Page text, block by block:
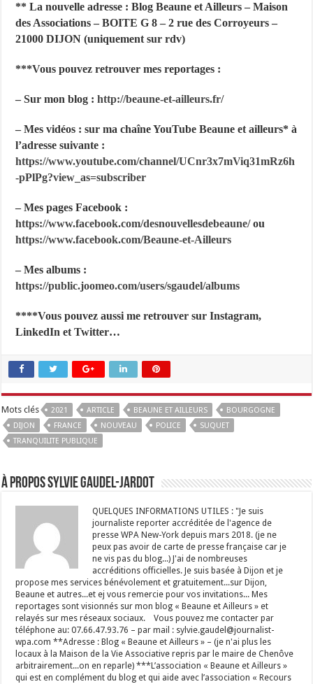
** La nouvelle adresse : Blog Beaune et Ailleurs – Maison
des Associations – BOITE G 8 – 2 rue des Corroyeurs –
21000 DIJON (uniquement sur rdv)
***Vous pouvez retrouver mes reportages :
– Sur mon blog :http://beaune-et-ailleurs.fr/
– Mes vidéos : sur ma chaîne YouTube Beaune et ailleurs* à
l’adresse suivante :
https://www.youtube.com/channel/UCnr3x7mViq31mRz6h
-pPlPg?view_as=subscriber
– Mes pages Facebook :
https://www.facebook.com/desnouvellesdebeaune/ou
https://www.facebook.com/Beaune-et-Ailleurs
– Mes albums :
https://public.joomeo.com/users/sgaudel/albums
****Vous pouvez aussi me retrouver sur Instagram,
LinkedIn et Twitter…
Mots clés 2021 ARTICLE BEAUNE ET AILLEURS
BOURGOGNE
DIJON
FRANCE NOUVEAU POLICE
SUQUET
TRANQUILITE PUBLIQUE
À propos Sylvie GAUDEL-JARDOT
QUELQUES INFORMATIONS UTILES : "Je suis
journaliste reporter accréditée de l'agence de
presse WPA New-York depuis mars 2018. (je ne
peux pas avoir de carte de presse française car je
ne vis pas du blog...) J'ai de nombreuses
accréditions officielles. Je suis basée à Dijon et je
propose mes services bénévolement et gratuitement...sur Dijon,
Beaune et autres...et ej vous remercie pour vos invitations... Mes
reportages sont visionnés sur mon blog « Beaune et Ailleurs » et
relayés sur mes réseaux sociaux. Vous pouvez me contacter par
téléphone au: 07.66.47.93.76 – par mail : sylvie.gaudel@journalist-
wpa.com **Adresse : Blog « Beaune et Ailleurs » – (je n'ai plus les
locaux à la Maison de la Vie Associative repris par le maire de Chenôve
arbitrairement...on en reparle) ***L’association « Beaune et Ailleurs »
qui est en complément du blog et qui aide avec l’association « Recours